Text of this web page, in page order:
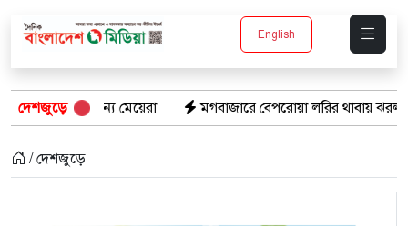
English
দেশজুড়ে
মেয়েরা মগবাজারে বেপরোয়া লরির থাবায় ঝরল দুই মোটরসাইকেল
/ দেশজুড়ে